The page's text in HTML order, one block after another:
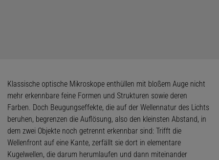
Klassische optische Mikroskope enthüllen mit bloßem Auge nicht
mehr erkennbare feine Formen und Strukturen sowie deren
Farben. Doch Beugungseffekte, die auf der Wellennatur des Lichts
beruhen, begrenzen die Auflösung, also den kleinsten Abstand, in
dem zwei Objekte noch getrennt erkennbar sind: Trifft die
Wellenfront auf eine Kante, zerfällt sie dort in elementare
Kugelwellen, die darum herumlaufen und dann miteinander